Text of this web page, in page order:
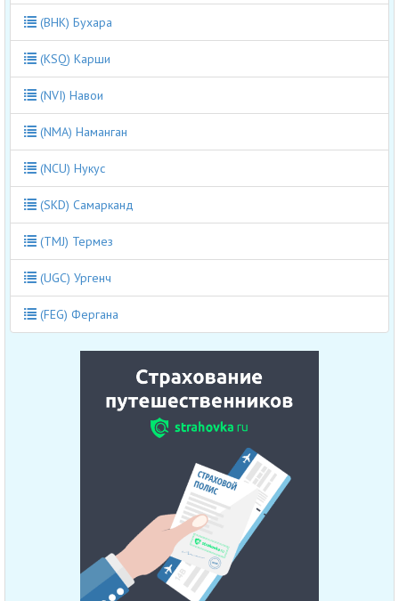
(BHK) Бухара
(KSQ) Карши
(NVI) Навои
(NMA) Наманган
(NCU) Нукус
(SKD) Самарканд
(TMJ) Термез
(UGC) Ургенч
(FEG) Фергана